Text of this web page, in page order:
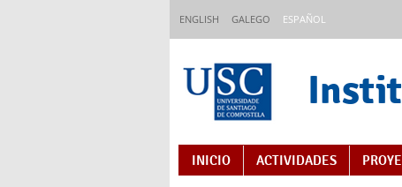
ENGLISH GALEGO ESPAÑOL
Índice de contenidos
INICIO ACTIVIDADES